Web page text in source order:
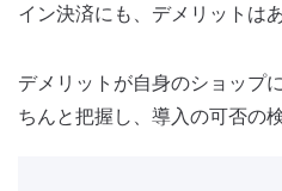
イン決済にも、デメリットはあ
デメリットが自身のショップ
ちんと把握し、導入の可否の